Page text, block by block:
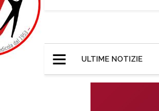
ULTIME NOTIZIE